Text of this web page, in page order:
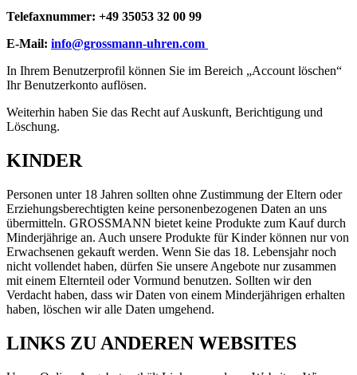
Telefaxnummer: +49 35053 32 00 99
E-Mail: info@grossmann-uhren.com
In Ihrem Benutzerprofil können Sie im Bereich „Account löschen“
Ihr Benutzerkonto auflösen.
Weiterhin haben Sie das Recht auf Auskunft, Berichtigung und
Löschung.
KINDER
Personen unter 18 Jahren sollten ohne Zustimmung der Eltern oder
Erziehungsberechtigten keine personenbezogenen Daten an uns
übermitteln. GROSSMANN bietet keine Produkte zum Kauf durch
Minderjährige an. Auch unsere Produkte für Kinder können nur von
Erwachsenen gekauft werden. Wenn Sie das 18. Lebensjahr noch
nicht vollendet haben, dürfen Sie unsere Angebote nur zusammen
mit einem Elternteil oder Vormund benutzen. Sollten wir den
Verdacht haben, dass wir Daten von einem Minderjährigen erhalten
haben, löschen wir alle Daten umgehend.
LINKS ZU ANDEREN WEBSITES